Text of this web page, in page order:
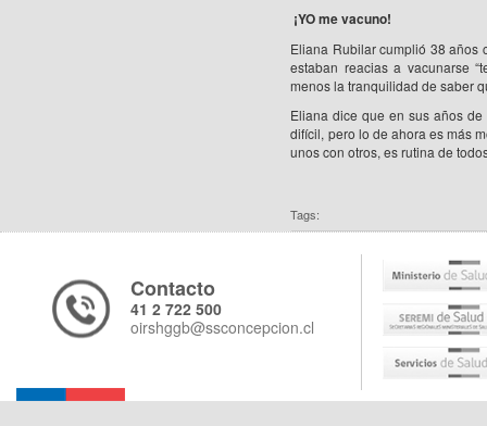
¡YO me vacuno!
Eliana Rubilar cumplió 38 años
estaban reacias a vacunarse
menos la tranquilidad de saber
Eliana dice que en sus años
difícil, pero lo de ahora es más
unos con otros, es rutina de
Tags:
Contacto
41 2 722 500
oirshggb@ssconcepcion.cl